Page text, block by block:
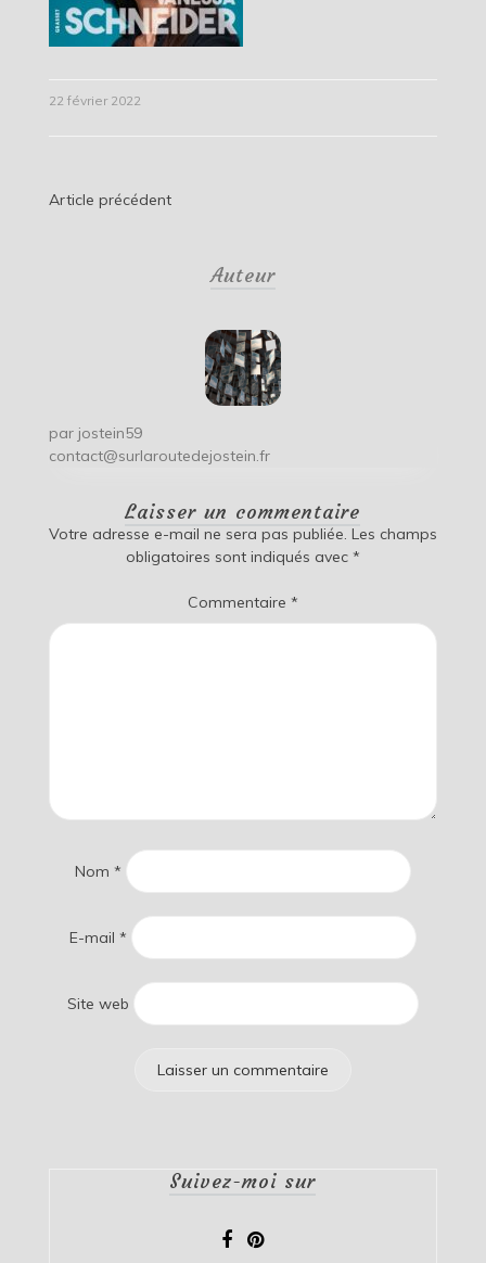
22 février 2022
Navigation
Article précédent
Auteur
par jostein59
contact@surlaroutedejostein.fr
Laisser un commentaire
Votre adresse e-mail ne sera pas publiée. Les champs
obligatoires sont indiqués avec *
Commentaire *
Nom *
E-mail *
Site web
Suivez-moi sur